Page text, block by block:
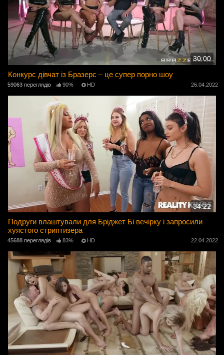
30:00
Конкурс дівчат із Бразерс – це супер порно шоу
59063 переглядів 90% HD 26.04.2022
34:22
Подруги влаштували для Бріджет Бі вечірку і запросили
хуястого стриптизера
45688 переглядів 83% HD 22.04.2022